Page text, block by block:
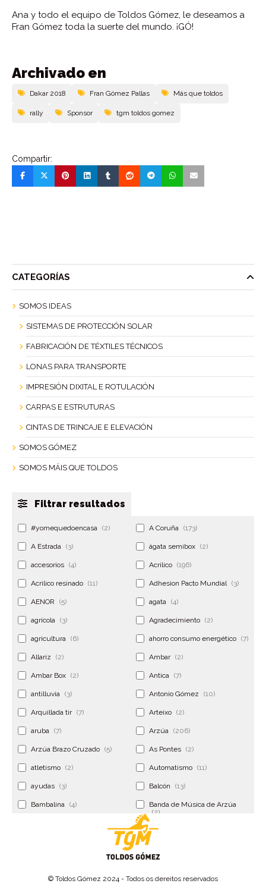
Ana y todo el equipo de Toldos Gómez, le deseamos a
Fran Gómez toda la suerte del mundo. ¡GÓ!
Archivado en
Dakar 2018 Fran Gómez Pallas Más que toldos
rally Sponsor tgm toldos gomez
Compartir:
CATEGORÍAS
SOMOS IDEAS
SISTEMAS DE PROTECCIÓN SOLAR
FABRICACIÓN DE TÉXTILES TÉCNICOS
LONAS PARA TRANSPORTE
IMPRESIÓN DIXITAL E ROTULACIÓN
CARPAS E ESTRUTURAS
CINTAS DE TRINCAJE E ELEVACIÓN
SOMOS GÓMEZ
SOMOS MÁIS QUE TOLDOS
Filtrar resultados
#yomequedoencasa (2) A Coruña (173)
A Estrada (3) ágata semibox (2)
accesorios (4) Acrilico (196)
Acrilico resinado (11) Adhesion Pacto Mundial (3)
AENOR (5) agata (4)
agrícola (3) Agradecimiento (2)
agricultura (6) ahorro consumo energético (7)
Allariz (2) Ambar (2)
Ambar Box (2) Antica (7)
antilluvia (3) Antonio Gómez (10)
Arquillada tir (7) Arteixo (2)
aruba (7) Arzúa (206)
Arzúa Brazo Cruzado (5) As Pontes (2)
atletismo (2) Automatismo (11)
ayudas (3) Balcón (13)
Bambalina (4)
Banda de Música de Arzúa
(2)
Banderolas
© Toldos Gómez 2024 - Todos os dereitos reservados